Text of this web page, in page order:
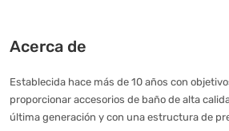
Acerca de
Establecida hace más de 10 años con
proporcionar accesorios de baño de alta
última generación y con una estructura de